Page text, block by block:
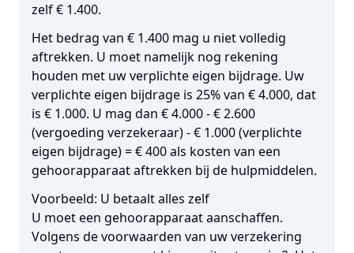
zelf € 1.400.
Het bedrag van € 1.400 mag u niet volledig
aftrekken. U moet namelijk nog rekening
houden met uw verplichte eigen bijdrage. Uw
verplichte eigen bijdrage is 25% van € 4.000, dat
is € 1.000. U mag dan € 4.000 - € 2.600
(vergoeding verzekeraar) - € 1.000 (verplichte
eigen bijdrage) = € 400 als kosten van een
gehoorapparaat aftrekken bij de hulpmiddelen.
Voorbeeld: U betaalt alles zelf
U moet een gehoorapparaat aanschaffen.
Volgens de voorwaarden van uw verzekering